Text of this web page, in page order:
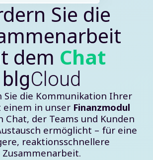
Sie die
dem Chat
blgCloud
Sie die Kommunikation Ihrer
einem in unser Finanzmodul
der Teams und Kunden
ermöglicht – für eine
reaktionsschnellere
Zusammenarbeit.